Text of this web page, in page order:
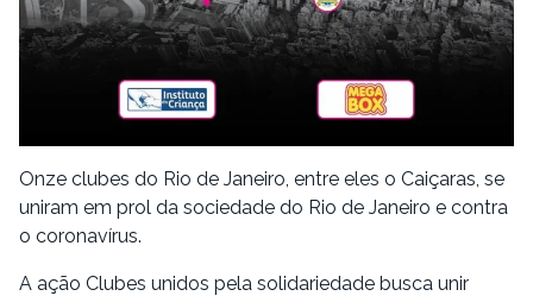
Onze clubes do Rio de Janeiro, entre eles o Caiçaras, se
uniram em prol da sociedade do Rio de Janeiro e contra
o coronavírus.
A ação Clubes unidos pela solidariedade busca unir